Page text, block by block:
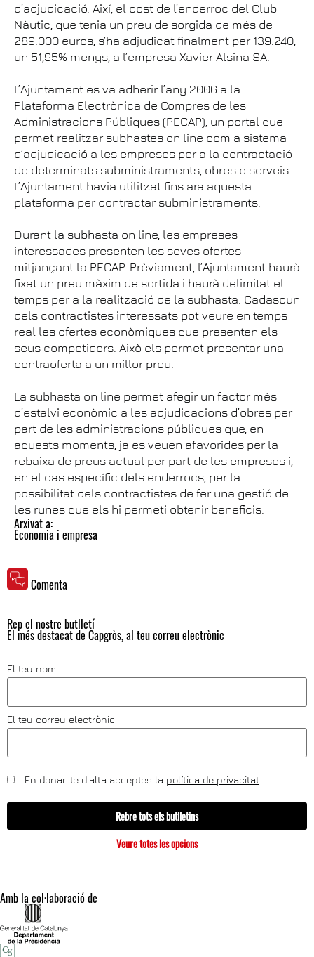
d’adjudicació. Així, el cost de l’enderroc del Club
Nàutic, que tenia un preu de sorgida de més de
289.000 euros, s’ha adjudicat finalment per 139.240,
un 51,95% menys, a l’empresa Xavier Alsina SA.
L’Ajuntament es va adherir l’any 2006 a la
Plataforma Electrònica de Compres de les
Administracions Públiques (PECAP), un portal que
permet realitzar subhastes on line com a sistema
d’adjudicació a les empreses per a la contractació
de determinats subministraments, obres o serveis.
L’Ajuntament havia utilitzat fins ara aquesta
plataforma per contractar subministraments.
Durant la subhasta on line, les empreses
interessades presenten les seves ofertes
mitjançant la PECAP. Prèviament, l’Ajuntament haurà
fixat un preu màxim de sortida i haurà delimitat el
temps per a la realització de la subhasta. Cadascun
dels contractistes interessats pot veure en temps
real les ofertes econòmiques que presenten els
seus competidors. Això els permet presentar una
contraoferta a un millor preu.
La subhasta on line permet afegir un factor més
d’estalvi econòmic a les adjudicacions d’obres per
part de les administracions públiques que, en
aquests moments, ja es veuen afavorides per la
rebaixa de preus actual per part de les empreses i,
en el cas específic dels enderrocs, per la
possibilitat dels contractistes de fer una gestió de
les runes que els hi permeti obtenir beneficis.
Arxivat a:
Economia i empresa
Comenta
Rep el nostre butlletí
El més destacat de Capgròs, al teu correu electrònic
El teu nom
El teu correu electrònic
En donar-te d'alta acceptes la política de privacitat
Rebre tots els butlletins
Veure totes les opcions
Amb la col·laboració de